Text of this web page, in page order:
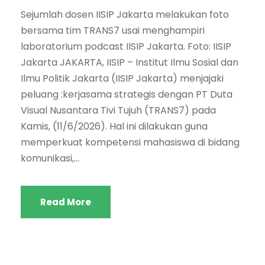
Sejumlah dosen IISIP Jakarta melakukan foto
bersama tim TRANS7 usai menghampiri
laboratorium podcast IISIP Jakarta. Foto: IISIP
Jakarta JAKARTA, IISIP – Institut Ilmu Sosial dan
Ilmu Politik Jakarta (IISIP Jakarta) menjajaki
peluang :kerjasama strategis dengan PT Duta
Visual Nusantara Tivi Tujuh (TRANS7) pada
Kamis, (11/6/2026). Hal ini dilakukan guna
memperkuat kompetensi mahasiswa di bidang
komunikasi,...
Read More